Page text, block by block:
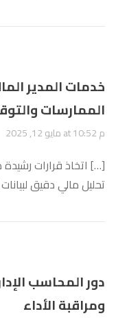
الممارسات
مايو 12, 2025 at 10:52 م
[…] اتخاذ قرارات رشيدة
تحليل مالي دقيق
دور المحاسب
ومراقبة الأداء